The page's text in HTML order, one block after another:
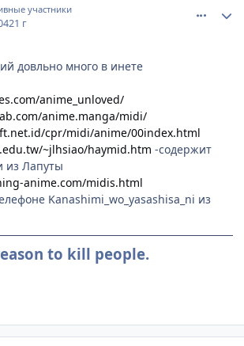
участники
21 г
довльно много в инете
anime_unloved/
anime.manga/midi/
cpr/midi/anime/00index.html
~jlhsiao/haymid.htm -содержит
из Лапуты
anime.com/midis.html
Kanashimi_wo_yasashisa_ni из
to kill people.